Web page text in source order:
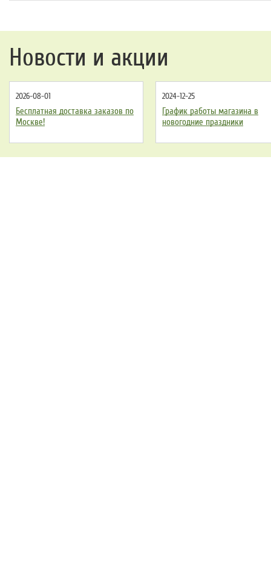
Новости и акции
2026-08-01
Бесплатная доставка заказов по
Москве!
2024-12-25
График работы магазина в
новогодние праздники